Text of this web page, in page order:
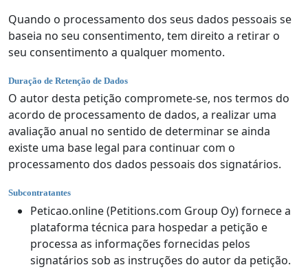
Quando o processamento dos seus dados pessoais se
baseia no seu consentimento, tem direito a retirar o
seu consentimento a qualquer momento.
Duração de Retenção de Dados
O autor desta petição compromete-se, nos termos do
acordo de processamento de dados, a realizar uma
avaliação anual no sentido de determinar se ainda
existe uma base legal para continuar com o
processamento dos dados pessoais dos signatários.
Subcontratantes
Peticao.online (Petitions.com Group Oy) fornece a
plataforma técnica para hospedar a petição e
processa as informações fornecidas pelos
signatários sob as instruções do autor da petição.